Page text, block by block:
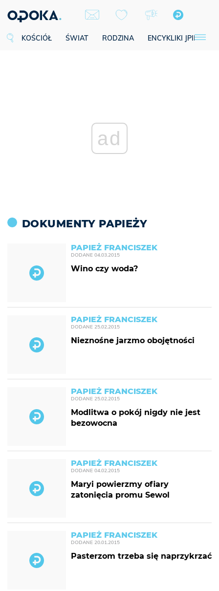
KOŚCIÓŁ ŚWIAT RODZINA ENCYKLIKI JPII
ad
DOKUMENTY PAPIEŻY
PAPIEŻ FRANCISZEK
DODANE 04.03.2015
Wino czy woda?
PAPIEŻ FRANCISZEK
DODANE 25.02.2015
Nieznośne jarzmo obojętności
PAPIEŻ FRANCISZEK
DODANE 25.02.2015
Modlitwa o pokój nigdy nie jest
bezowocna
PAPIEŻ FRANCISZEK
DODANE 04.02.2015
Maryi powierzmy ofiary
zatonięcia promu Sewol
PAPIEŻ FRANCISZEK
DODANE 20.01.2015
Pasterzom trzeba się naprzykrzać